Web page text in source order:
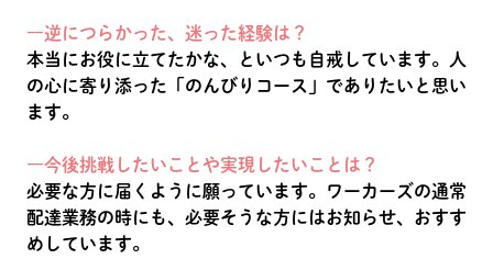
―逆につらかった、迷った経験は？
本当にお役に立てたかな、といつも自戒しています。人
の心に寄り添った「のんびりコース」でありたいと思い
ます。
―今後挑戦したいことや実現したいことは？
必要な方に届くように願っています。ワーカーズの通常
配達業務の時にも、必要そうな方にはお知らせ、おすす
めしています。